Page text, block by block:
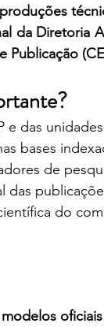
Publicação
das
bases
de
das
do